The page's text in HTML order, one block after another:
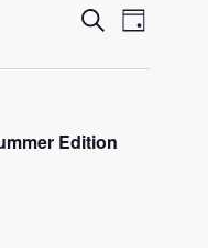
Suche
Tag
Edition